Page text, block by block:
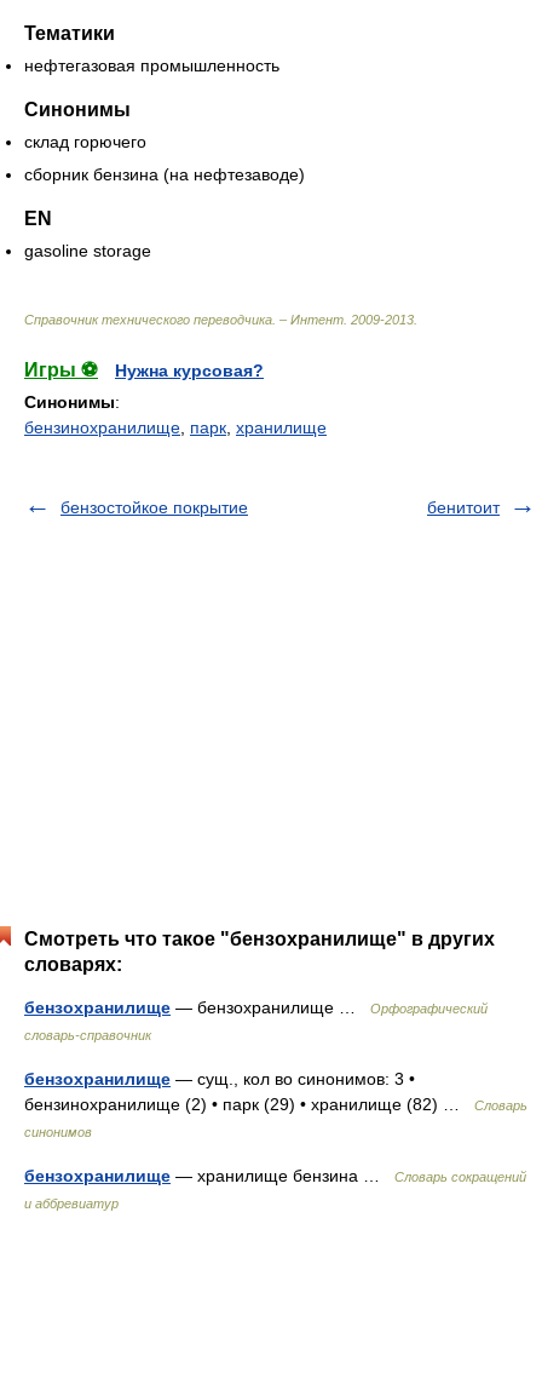
Тематики
нефтегазовая промышленность
Синонимы
склад горючего
сборник бензина (на нефтезаводе)
EN
gasoline storage
Справочник технического переводчика. – Интент 2009-2013
Игры ⚽
Нужна курсовая?
Синонимы:
бензинохранилище парк хранилище
бензостойкое покрытие бенитоит
Смотреть что такое "бензохранилище" в других
словарях:
бензохранилище — бензохранилище …
Орфографический
словарь-справочник
бензохранилище — сущ., кол во синонимов: 3 •
бензинохранилище (2) • парк (29) • хранилище (82) …
Словарь
синонимов
бензохранилище — хранилище бензина …
Словарь сокращений
и аббревиатур